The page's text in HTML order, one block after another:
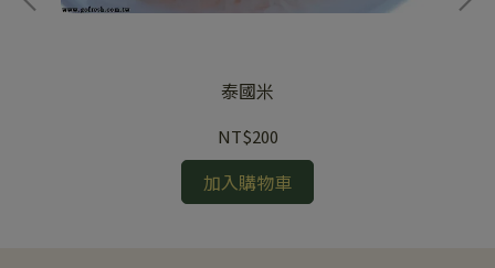
泰國米
NT$200
加入購物車